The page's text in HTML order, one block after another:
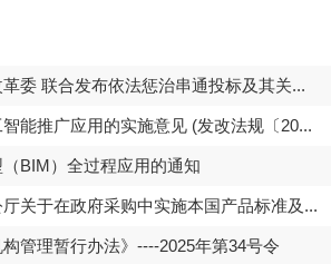
委 联合发布依法惩治串通投标及其关...
能推广应用的实施意见 (发改法规〔20...
BIM）全过程应用的通知
关于在政府采购中实施本国产品标准及...
管理暂行办法》----2025年第34号令